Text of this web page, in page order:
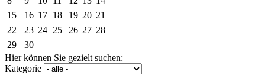
15
16 17 18 19 20 21
22
23 24 25 26 27 28
29
30
Hier können Sie gezielt suchen:
Kategorie